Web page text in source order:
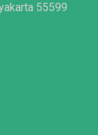
55599